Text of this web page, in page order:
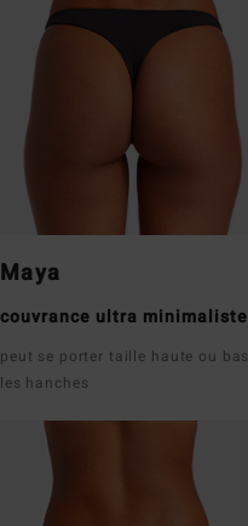
Maya
couvrance ultra minimaliste
peut se porter taille haute ou bas
les hanches